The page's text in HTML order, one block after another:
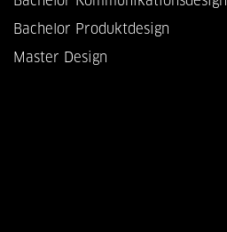
Bachelor Produktdesign
Master Design